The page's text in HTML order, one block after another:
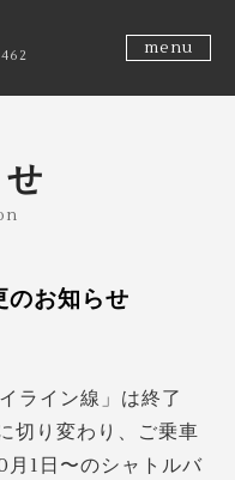
menu
のお知らせ
ライン線」は終了
切り変わり、ご乗車
月1日〜のシャトルバ